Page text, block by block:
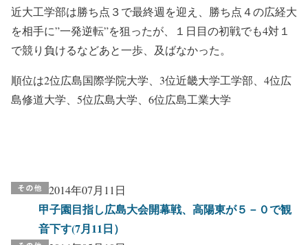
近大工学部は勝ち点３で最終週を迎え、勝ち点４の広経大
を相手に”一発逆転”を狙ったが、１日目の初戦でも4対１
で競り負けるなどあと一歩、及ばなかった。
順位は2位広島国際学院大学、3位近畿大学工学部、4位広
島修道大学、5位広島大学、6位広島工業大学
2014年07月11日
甲子園目指し広島大会開幕戦、高陽東が５－０で観
音下す(7月11日）